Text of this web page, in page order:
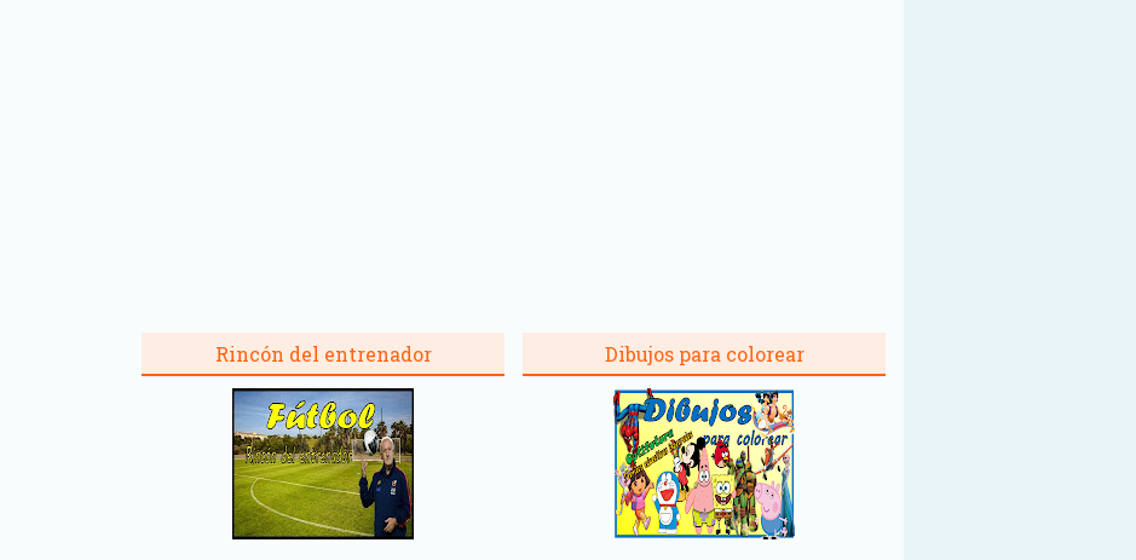
Rincón del entrenador Dibujos para colorear